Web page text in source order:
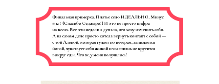
Финальная примерка. Платье село ИДЕАЛЬНО. Минус
8 кг! (Спасибо Седжаро!) И это не просто цифра
на весах. Все эти недели я думала, что хочу изменить себя.
А на самом деле просто хотела вернуть контакт с собой —
с той Аленой, которая гуляет по вечерам, занимается
йогой, чувствует себя живой и чья жизнь не крутится
вокруг еды. Что ж, у меня получилось!